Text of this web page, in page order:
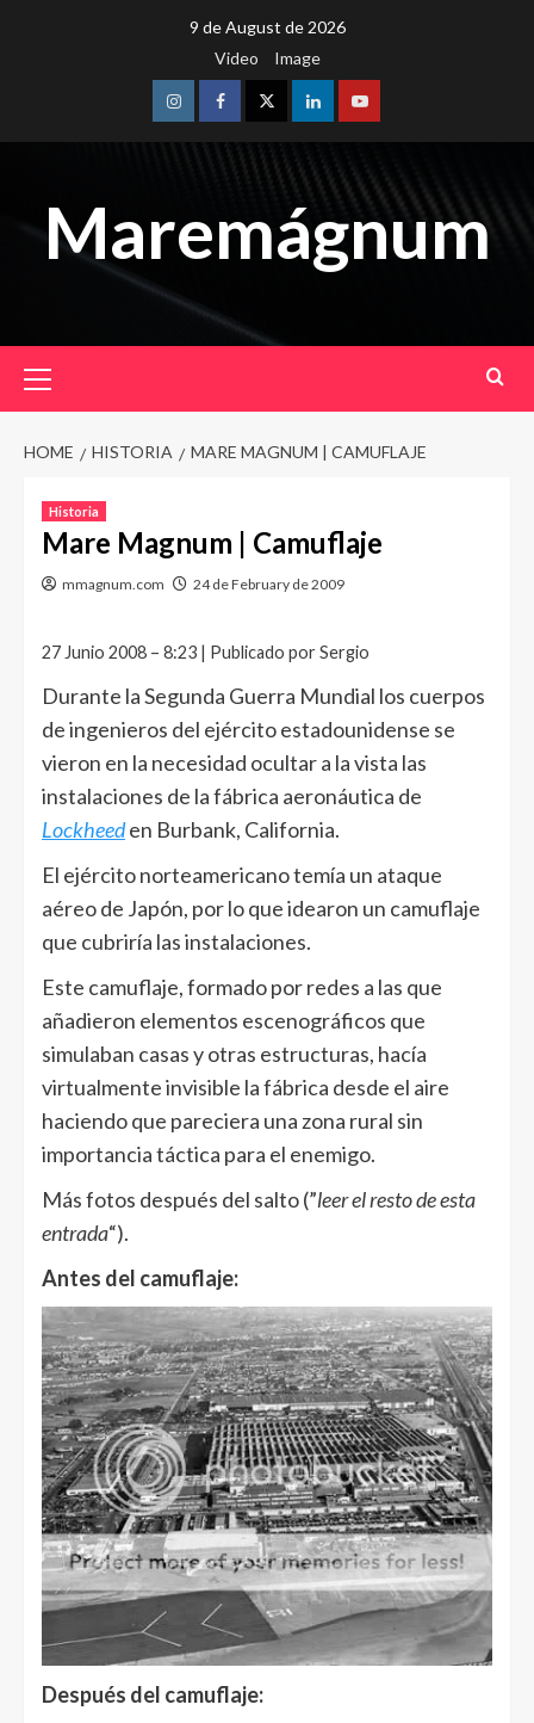
9 de August de 2026
Video
Image
InstagramFacebookTwitterLinkedinYoutube
Maremágnum
Menu
HOME HISTORIA MARE MAGNUM | CAMUFLAJE
Historia
Mare Magnum | Camuflaje
mmagnum.com 24 de February de 2009
27 Junio 2008 – 8:23 | Publicado por Sergio
Durante la Segunda Guerra Mundial los cuerpos
de ingenieros del ejército estadounidense se
vieron en la necesidad ocultar a la vista las
instalaciones de la fábrica aeronáutica de
Lockheeden Burbank, California.
El ejército norteamericano temía un ataque
aéreo de Japón, por lo que idearon un camuflaje
que cubriría las instalaciones.
Este camuflaje, formado por redes a las que
añadieron elementos escenográficos que
simulaban casas y otras estructuras, hacía
virtualmente invisible la fábrica desde el aire
haciendo que pareciera una zona rural sin
importancia táctica para el enemigo.
Más fotos después del salto (”leer el resto de esta
entrada“).
Antes del camuflaje:
Después del camuflaje: